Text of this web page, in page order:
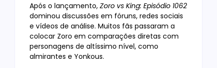
Após o lançamento, Zoro vs King: Episódio 1062
dominou discussões em fóruns, redes sociais
e vídeos de análise. Muitos fãs passaram a
colocar Zoro em comparações diretas com
personagens de altíssimo nível, como
almirantes e Yonkous.